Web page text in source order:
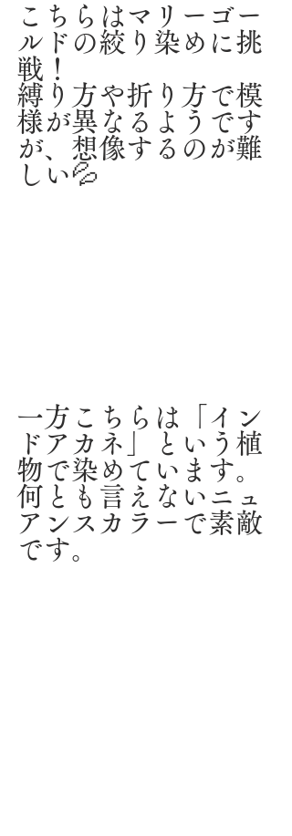
こちらはマリーゴー
ルドの絞り染めに挑
戦！
縛り方や折り方で模
様が異なるようです
が、想像するのが難
しい💦
一方こちらは「イン
ドアカネ」という植
物で染めています。
何とも言えないニュ
アンスカラーで素敵
です。